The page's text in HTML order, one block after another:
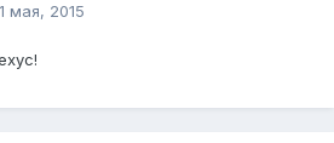
мая, 2015